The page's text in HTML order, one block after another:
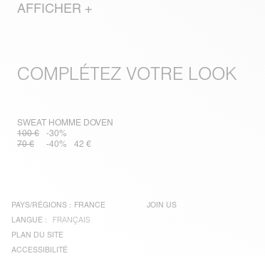
AFFICHER +
COMPLÉTEZ VOTRE LOOK
SWEAT HOMME DOVEN
100 €
-30%
70 €
-40% 42 €
PAYS/RÉGIONS : FRANCE
LANGUE :
FRANÇAIS
PLAN DU SITE
ACCESSIBILITÉ
JOIN US